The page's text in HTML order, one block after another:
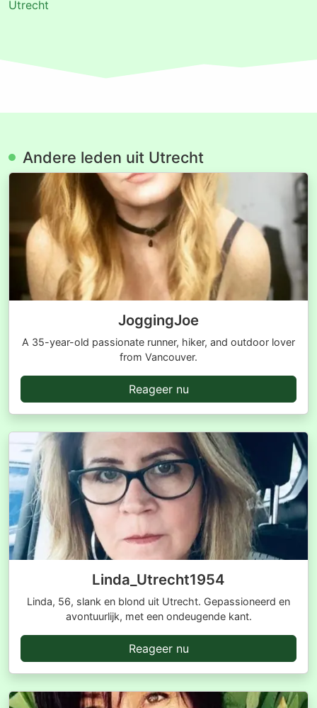
Utrecht
Andere leden uit Utrecht
JoggingJoe
A 35-year-old passionate runner, hiker, and outdoor lover
from Vancouver.
Reageer nu
Linda_Utrecht1954
Linda, 56, slank en blond uit Utrecht. Gepassioneerd en
avontuurlijk, met een ondeugende kant.
Reageer nu